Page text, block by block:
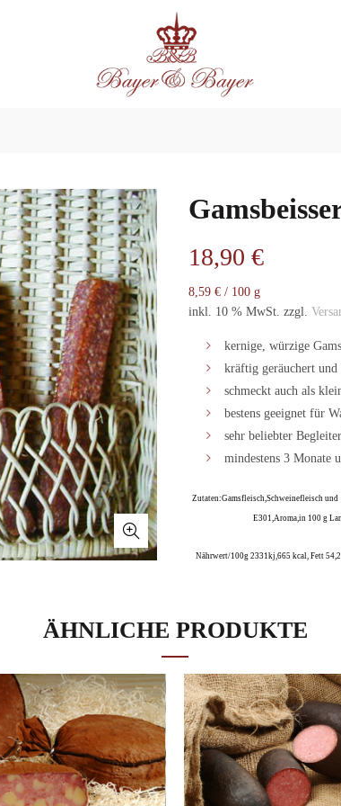
18,90 €
8,59 € / 100 g
inkl. 10 % MwSt. zzgl.
kernige, würzige
kräftig geräuchert
schmeckt auch als
bestens geeignet für
sehr beliebter
mindestens 3 Monate
Zutaten:Gamsfleisch,Schweinefleisch
E301,Aroma,in 100 g
Nährwert/100g 2331kj,665 kcal, Fett
IN DEN
Zu Wunschliste
ZUSÄTZLICHE
ÄHNLICHE PRODUKTE